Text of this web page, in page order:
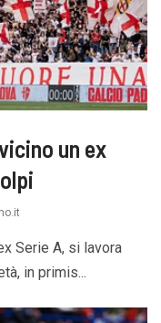
un ex
Serie A, si lavora
in primis...